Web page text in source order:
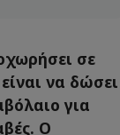
σε
να δώσει
για
Ο